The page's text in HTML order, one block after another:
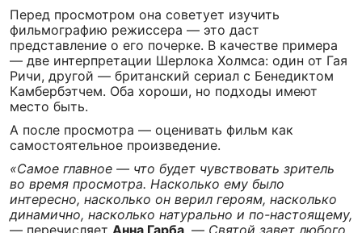
Перед просмотром она советует изучить
фильмографию режиссера — это даст
представление о его почерке. В качестве примера
— две интерпретации Шерлока Холмса: один от Гая
Ричи, другой — британский сериал с Бенедиктом
Камбербэтчем. Оба хороши, но подходы имеют
место быть.
А после просмотра — оценивать фильм как
самостоятельное произведение.
«Самое главное — что будет чувствовать зритель
во время просмотра. Насколько ему было
интересно, насколько он верил героям, насколько
динамично, насколько натурально и по-настоящему,